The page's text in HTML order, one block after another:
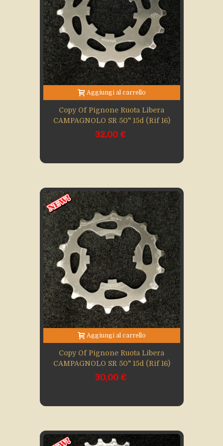
Aggiungi al carrello
Copy Of Pignone Ruota Libera
CAMPAGNOLO SR 50" 15d (Rif 16)
32,00 €
Aggiungi al carrello
Copy Of Pignone Ruota Libera
CAMPAGNOLO SR 50" 15d (Rif 16)
30,00 €